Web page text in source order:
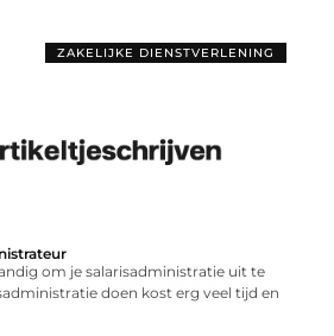
ZAKELIJKE DIENSTVERLENING
om je salarisadministratie uit te
doen kost erg veel tijd en